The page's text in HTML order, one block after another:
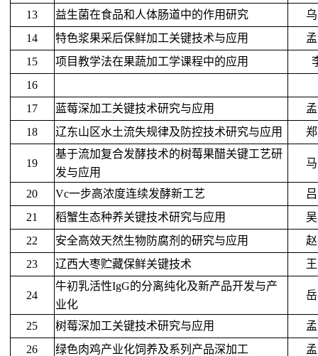
13 益生菌在食品和人体肠道中的作用研究
14
特色浆果采后保鲜加工关键技术与应用
15
项目教学法在果蔬加工学课程中的应用
16
17
蓝莓深加工关键技术研究与应用
18 辽东山区水土流失规律及防控技术研究与应用
19
基于流加复合发酵技术的树莓果醋关键工艺研
发与应用
20 Vc一步高浓度连续发酵新工艺
21
稻蟹生态种养关键技术研究与应用
22
安全高效天然生物防腐剂的研究与应用
23
辽西大枣贮藏保鲜关键技术
24
牛初乳活性IgG的分离纯化及新产品开发与产
业化
25 树莓深加工关键技术研究与应用
26
绿色肉鸡产业化饲养及系列产品深加工